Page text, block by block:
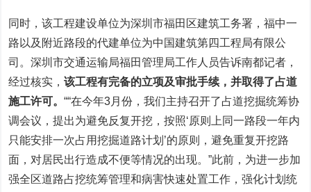
同时，该工程建设单位为深圳市福田区建筑工务署，福中一
路以及附近路段的代建单位为中国建筑第四工程局有限公
司。深圳市交通运输局福田管理局工作人员告诉南都记者，
经过核实，该工程有完备的立项及审批手续，并取得了占道
施工许可。““在今年3月份，我们主持召开了占道挖掘统筹协
调会议，提出为避免反复开挖，按照‘原则上同一路段一年内
只能安排一次占用挖掘道路计划’的原则，避免重复开挖路
面，对居民出行造成不便等情况的出现。”此前，为进一步加
强全区道路占挖统筹管理和病害快速处置工作，强化计划统